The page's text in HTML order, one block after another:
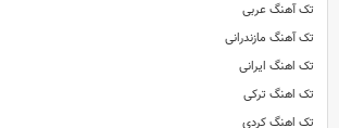
تک آهنگ عربی
تک آهنگ مازندرانی
تک اهنگ ایرانی
تک اهنگ ترکی
تک اهنگ کردی